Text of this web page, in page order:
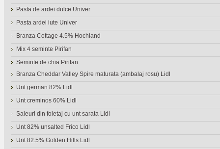
Pasta de ardei dulce Univer
Pasta ardei iute Univer
Branza Cottage 4.5% Hochland
Mix 4 seminte Pirifan
Seminte de chia Pirifan
Branza Cheddar Valley Spire maturata (ambalaj rosu) Lidl
Unt german 82% Lidl
Unt creminos 60% Lidl
Saleuri din foietaj cu unt sarata Lidl
Unt 82% unsalted Frico Lidl
Unt 82.5% Golden Hills Lidl